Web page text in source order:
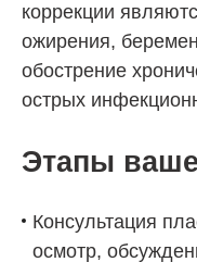
коррекции
ожирения,
обострение
острых
Этапы
Консультация
осмотр,